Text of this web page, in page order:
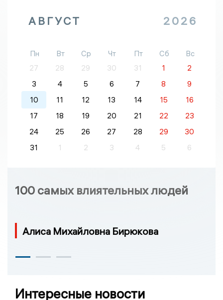
АВГУСТ 2026
Пн Вт Ср Чт Пт Сб
Вс
27
28 29 30 31 1
2
3
4 5 6 7 8
9
10
11 12 13 14 15
16
17
18 19 20 21 22
23
24
25 26 27 28 29
30
31
1 2 3 4 5 6
100 самых влиятельных людей
Алиса Михайловна Бирюкова
Интересные новости